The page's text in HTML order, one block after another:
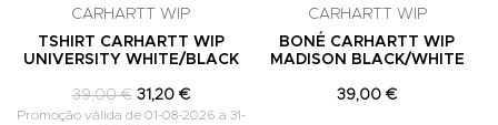
CARHARTT WIP
TSHIRT CARHARTT WIP
UNIVERSITY WHITE/BLACK
39,00 € 31,20 €
Promoção válida de 01-08-2026 a 31-
CARHARTT WIP
BONÉ CARHARTT WIP
MADISON BLACK/WHITE
39,00 €